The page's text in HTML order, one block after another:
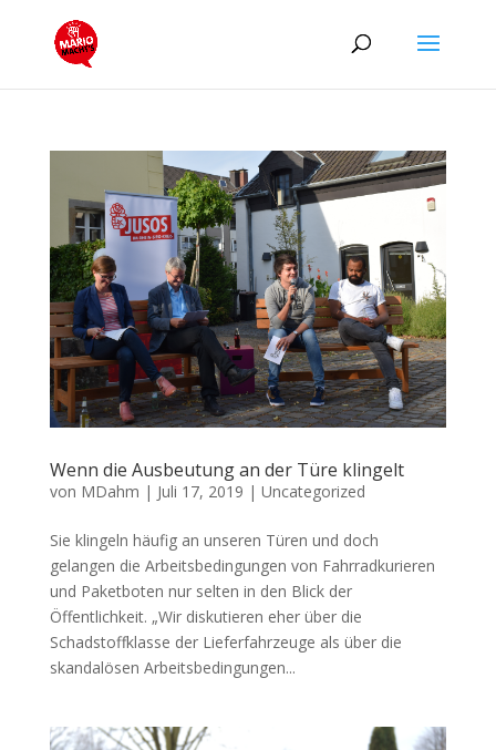
Wenn die Ausbeutung an der Türe klingelt
von MDahm | Juli 17, 2019 | Uncategorized
Sie klingeln häufig an unseren Türen und doch
gelangen die Arbeitsbedingungen von Fahrradkurieren
und Paketboten nur selten in den Blick der
Öffentlichkeit. „Wir diskutieren eher über die
Schadstoffklasse der Lieferfahrzeuge als über die
skandalösen Arbeitsbedingungen...